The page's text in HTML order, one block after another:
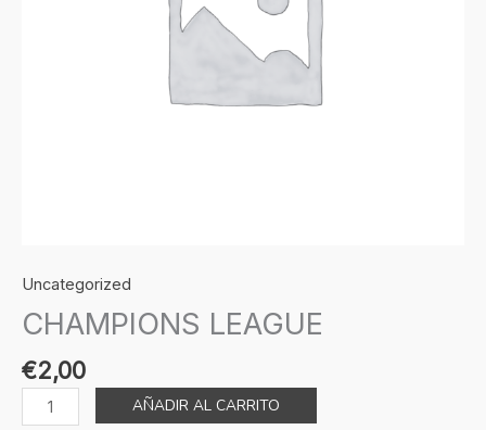
Uncategorized
CHAMPIONS LEAGUE
€2,00
AÑADIR AL CARRITO